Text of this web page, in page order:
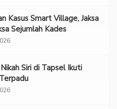
Kasus Smart Village, Jaksa
Sejumlah Kades
Siri di Tapsel Ikuti